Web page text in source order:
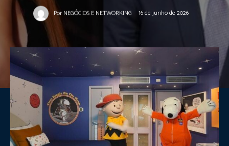
Por NEGÓCIOS E NETWORKING 16 de junho de 2026